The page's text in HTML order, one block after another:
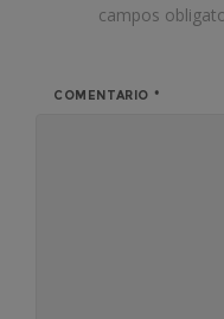
campos
COMENTARIO *